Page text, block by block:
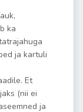
ka
ja kartuli
Et
(nii ei
ja